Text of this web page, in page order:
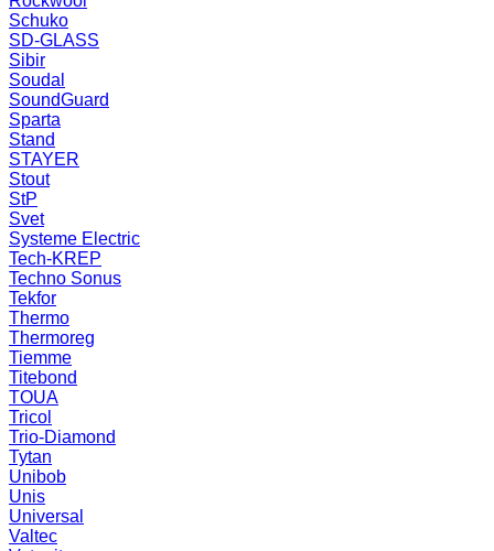
Schuko
SD-GLASS
Sibir
Soudal
SoundGuard
Sparta
Stand
STAYER
Stout
StP
Svet
Systeme Electric
Tech-KREP
Techno Sonus
Tekfor
Thermo
Thermoreg
Tiemme
Titebond
TOUA
Tricol
Trio-Diamond
Tytan
Unibob
Unis
Universal
Valtec